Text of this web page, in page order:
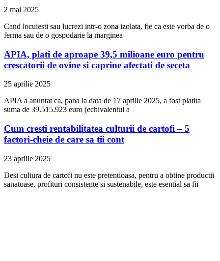
2 mai 2025
Cand locuiesti sau lucrezi intr-o zona izolata, fie ca este vorba de o
ferma sau de o gospodarie la marginea
APIA, plati de aproape 39,5 milioane euro pentru
crescatorii de ovine si caprine afectati de seceta
25 aprilie 2025
APIA a anuntat ca, pana la data de 17 aprilie 2025, a fost platita
suma de 39.515.923 euro (echivalentul a
Cum cresti rentabilitatea culturii de cartofi – 5
factori-cheie de care sa tii cont
23 aprilie 2025
Desi cultura de cartofi nu este pretentioasa, pentru a obtine productii
sanatoase, profituri consistente si sustenabile, este esential sa fii